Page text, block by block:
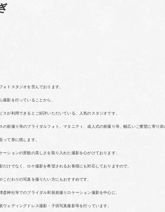
ォトスタジオを営んでおります。
撮影を行っていることから、
スが利用できるとご好評いただいている、人気のスタジオです。
の前撮り等のブライダルフォト。マタニティ、成人式の前撮り等、幅広いご要望に寄り添
って形に残します。
ーションの景観の美しさを取り入れた撮影を心がけております。
だけでなく、ロケ撮影を希望されるお客様にも対応しておりますので、
こだわりの写真を撮りたい方にもおすすめです。
彦神社等でのブライダル和装前撮りロケーション撮影を中心に、
ウェディングドレス撮影・子供写真撮影等を行っています。